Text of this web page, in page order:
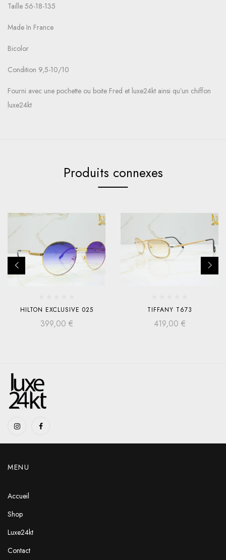
Taille 56-18-135
Made In France
Bicolor
Condition 9,5-10/10
Fourni avec une pochette ou boite Fred et luxe24kt ainsi qu’un chiffon
luxe24kt
Produits connexes
HILTON EXCLUSIVE 025
399,00 €
TIFFANY T673
419,00 €
MENU
Accueil
Shop
Luxe24kt
Contact